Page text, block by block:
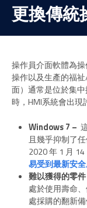
更換傳統
操作員介面軟體為
操作以及生產的福
面）通常是位於集
時，HMI系統會出現
Windows 7 –
且幾乎抑制了
2020 年 1 月 14
易受到最新安
難以獲得的零
處於使用壽命
處採購的翻新